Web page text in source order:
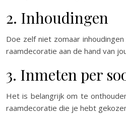
2. Inhoudingen
Doe zelf niet zomaar
raamdecoratie aan de hand van
3. Inmeten per
Het is belangrijk om te
raamdecoratie die je hebt